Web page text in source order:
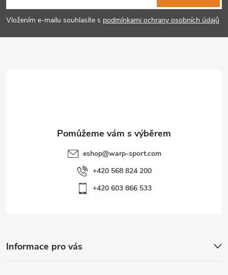
ý
p
p
a
Vložením e-mailu souhlasíte s podmínkami ochrany osobních údajů
eshop@warp-sport.com
+420 568 824 200
+420 603 866 533
Informace pro vás